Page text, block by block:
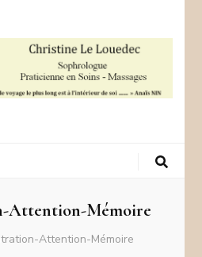
Attention-Mémoire
Attention-Mémoire